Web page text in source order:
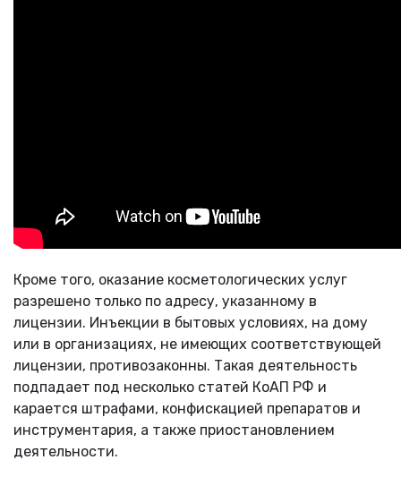
Кроме того, оказание косметологических услуг
разрешено только по адресу, указанному в
лицензии. Инъекции в бытовых условиях, на дому
или в организациях, не имеющих соответствующей
лицензии, противозаконны. Такая деятельность
подпадает под несколько статей КоАП РФ и
карается штрафами, конфискацией препаратов и
инструментария, а также приостановлением
деятельности.